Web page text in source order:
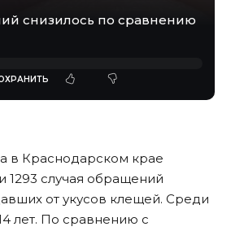
снизилось по сравнению
в Краснодарском крае
1293 случая обращений
от укусов клещей. Среди
лет. По сравнению с